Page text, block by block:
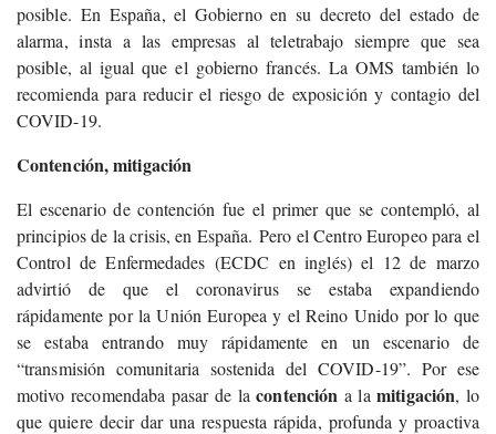
posible. En España, el Gobierno en su decreto del estado de
alarma, insta a las empresas al teletrabajo siempre que sea
posible, al igual que el gobierno francés. La OMS también lo
recomienda para reducir el riesgo de exposición y contagio del
COVID-19.
Contención, mitigación
El escenario de contención fue el primer que se contempló, al
principios de la crisis, en España. Pero el Centro Europeo para el
Control de Enfermedades (ECDC en inglés) el 12 de marzo
advirtió de que el coronavirus se estaba expandiendo
rápidamente por la Unión Europea y el Reino Unido por lo que
se estaba entrando muy rápidamente en un escenario de
“transmisión comunitaria sostenida del COVID-19”. Por ese
motivo recomendaba pasar de lacontención a lamitigación, lo
que quiere decir dar una respuesta rápida, profunda y proactiva